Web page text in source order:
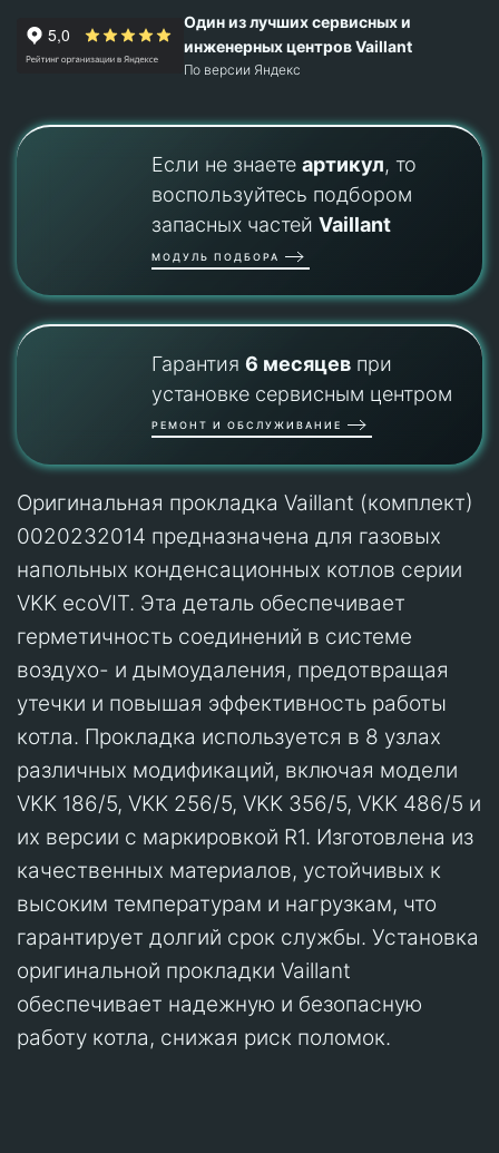
Один из лучших сервисных и
инженерных центров Vaillant
По версии Яндекс
Если не знаете артикул, то
воспользуйтесь подбором
запасных частей Vaillant
МОДУЛЬ ПОДБОРА
Гарантия 6 месяцевпри
установке сервисным центром
РЕМОНТ И ОБСЛУЖИВАНИЕ
Оригинальная прокладка Vaillant (комплект)
0020232014 предназначена для газовых
напольных конденсационных котлов серии
VKK ecoVIT. Эта деталь обеспечивает
герметичность соединений в системе
воздухо- и дымоудаления, предотвращая
утечки и повышая эффективность работы
котла. Прокладка используется в 8 узлах
различных модификаций, включая модели
VKK 186/5, VKK 256/5, VKK 356/5, VKK 486/5 и
их версии с маркировкой R1. Изготовлена из
качественных материалов, устойчивых к
высоким температурам и нагрузкам, что
гарантирует долгий срок службы. Установка
оригинальной прокладки Vaillant
обеспечивает надежную и безопасную
работу котла, снижая риск поломок.